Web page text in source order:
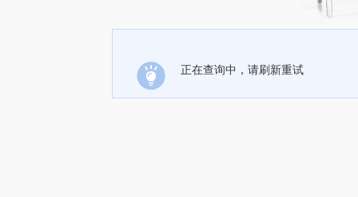
正在查询中，请刷新重试